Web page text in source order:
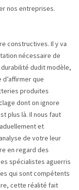
nos entreprises.
constructives. Il y va
nécessaire de
dudit modèle,
que
produites
dont on ignore
plus là. Il nous faut
et
de votre leur
en regard des
spécialistes aguerris
qui sont compétents
cette réalité fait